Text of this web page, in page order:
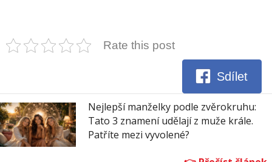
Rate this post
Sdílet
Nejlepší manželky podle zvěrokruhu:
Tato 3 znamení udělají z muže krále.
Patříte mezi vyvolené?